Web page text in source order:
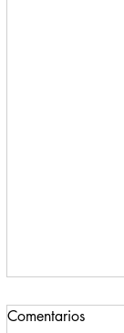
Comentarios